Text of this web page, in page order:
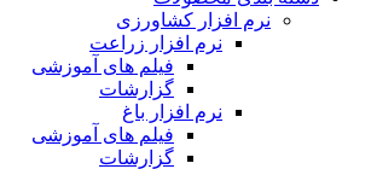
نرم افزار کشاورزی
نرم افزار زراعت
فیلم های آموزشی
گزارشات
نرم افزار باغ
فیلم های آموزشی
گزارشات